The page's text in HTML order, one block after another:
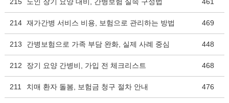
214 재가간병 서비스 비용, 보험으로 관리하는 방법 469
213 간병보험으로 가족 부담 완화, 실제 사례 중심 448
212 장기 요양 간병비, 가입 전 체크리스트 468
211 치매 환자 돌봄, 보험금 청구 절차 안내 476